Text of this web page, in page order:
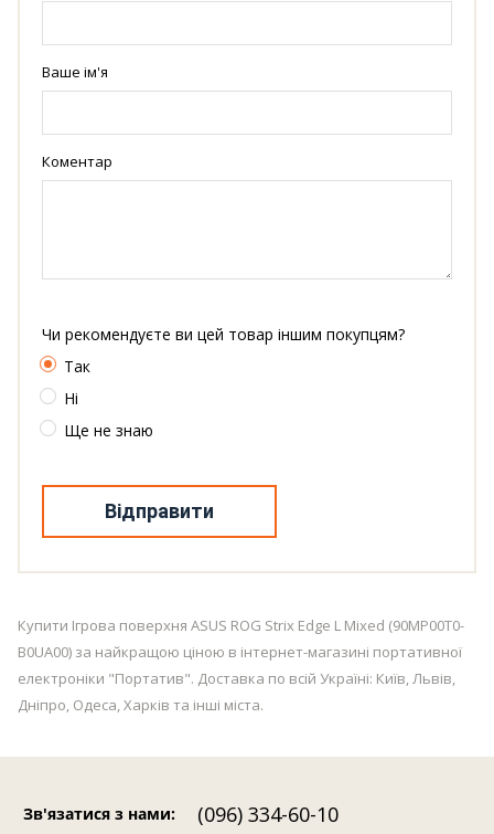
Ваше ім'я
Коментар
Чи рекомендуєте ви цей товар іншим покупцям?
Так
Ні
Ще не знаю
Відправити
Купити Ігрова поверхня ASUS ROG Strix Edge L Mixed (90MP00T0-
B0UA00) за найкращою ціною в інтернет-магазині портативної
електроніки "Портатив". Доставка по всій Україні: Київ, Львів,
Дніпро, Одеса, Харків та інші міста.
Зв'язатися з нами:
(096) 334-60-10